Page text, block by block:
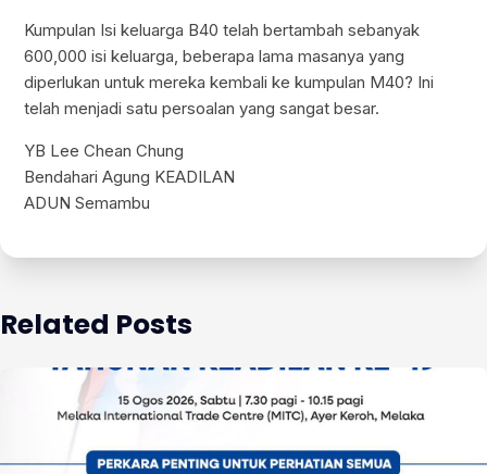
Kumpulan Isi keluarga B40 telah bertambah sebanyak
600,000 isi keluarga, beberapa lama masanya yang
diperlukan untuk mereka kembali ke kumpulan M40? Ini
telah menjadi satu persoalan yang sangat besar.
YB Lee Chean Chung
Bendahari Agung KEADILAN
ADUN Semambu
Related Posts